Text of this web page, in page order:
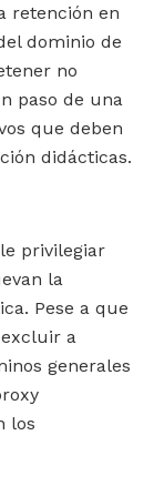
retención en
dominio de
no
paso de una
que deben
didácticas.
privilegiar
la
Pese a que
a
generales
los